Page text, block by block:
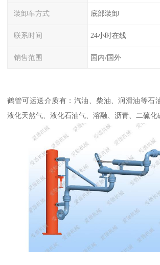
装卸车方式 底部装卸
联系时间 24小时在线
销售范围 国内/国外
鹤管可运送介质有：汽油、柴油、润滑油等石
液化天然气、液化石油气、溶融、沥青、二硫化